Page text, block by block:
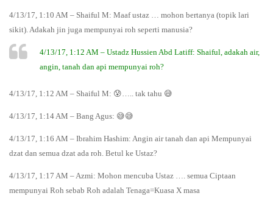
4/13/17, 1:10 AM – Shaiful M: Maaf ustaz … mohon bertanya (topik lari
sikit). Adakah jin juga mempunyai roh seperti manusia?
4/13/17, 1:12 AM – Ustadz Hussien Abd Latiff: Shaiful, adakah air,
angin, tanah dan api mempunyai roh?
4/13/17, 1:12 AM – Shaiful M: 😰….. tak tahu 😅
4/13/17, 1:14 AM – Bang Agus: 😅😅
4/13/17, 1:16 AM – Ibrahim Hashim: Angin air tanah dan api Mempunyai
dzat dan semua dzat ada roh. Betul ke Ustaz?
4/13/17, 1:17 AM – Azmi: Mohon mencuba Ustaz …. semua Ciptaan
mempunyai Roh sebab Roh adalah Tenaga=Kuasa X masa